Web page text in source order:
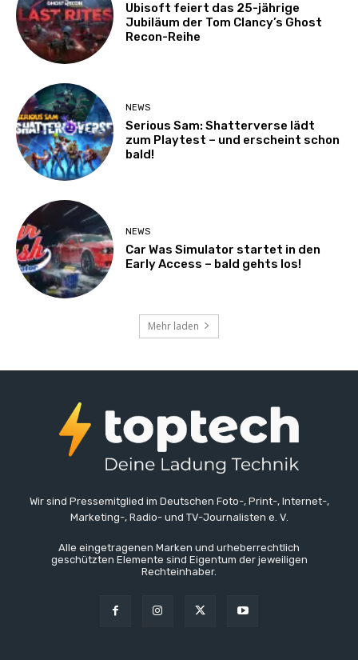
Ubisoft feiert das 25-jährige
Jubiläum der Tom Clancy’s Ghost
Recon-Reihe
NEWS
Serious Sam: Shatterverse lädt
zum Playtest – und erscheint schon
bald!
NEWS
Car Was Simulator startet in den
Early Access – bald gehts los!
Mehr laden
Wir sind Pressemitglied im Deutschen Foto-, Print-, Internet-,
Marketing-, Radio- und TV-Journalisten e. V.
Alle eingetragenen Marken und urheberrechtlich
geschützten Elemente sind Eigentum der jeweiligen
Rechteinhaber.